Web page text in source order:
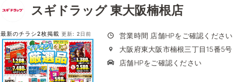
スギドラッグ 東大阪楠根店
最新のチラシ2枚掲載 更新: 2日前
営業時間 店舗HPをご確認ください
大阪府東大阪市楠根三丁目15番5号
店舗HPをご確認ください